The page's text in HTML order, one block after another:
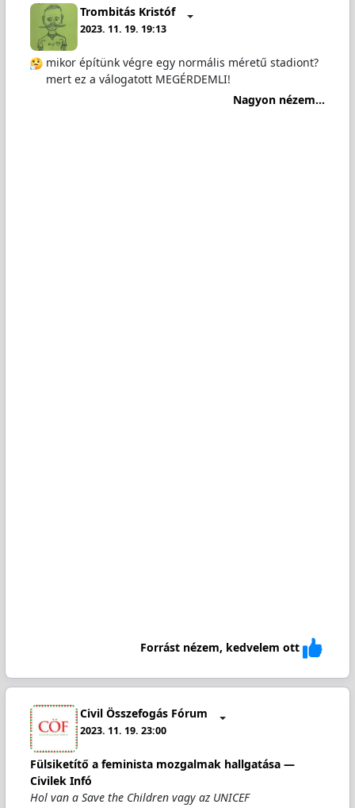
Trombitás Kristóf
2023. 11. 19. 19:13
mikor építünk végre egy normális méretű stadiont?
mert ez a válogatott MEGÉRDEMLI!
Nagyon nézem...
Forrást nézem, kedvelem ott
Civil Összefogás Fórum
2023. 11. 19. 23:00
Fülsiketítő a feminista mozgalmak hallgatása —
Civilek Infó
Hol van a Save the Children vagy az UNICEF